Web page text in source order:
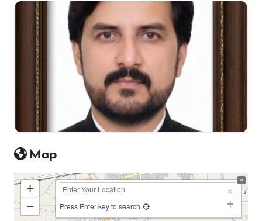
Map
+
−
Press Enter key to search